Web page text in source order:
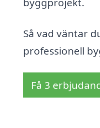
Så vad väntar
professionell
Få 3